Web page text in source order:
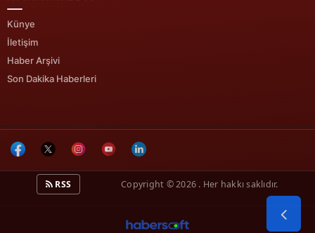
Künye
İletişim
Haber Arşivi
Son Dakika Haberleri
RSS Copyright © 2026 . Her hakkı saklıdır.